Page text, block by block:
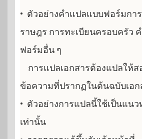
• ตัวอย่างคำแปลแบบฟอร์มกา
ราษฎร การทะเบียนครอบครัว
ฟอร์มอื่น ๆ
การแปลเอกสารต้องแปลให้
ข้อความที่ปรากฏในต้นฉบับเอก
• ตัวอย่างการแปลนี้ใช้เป็นแนว
เท่านั้น